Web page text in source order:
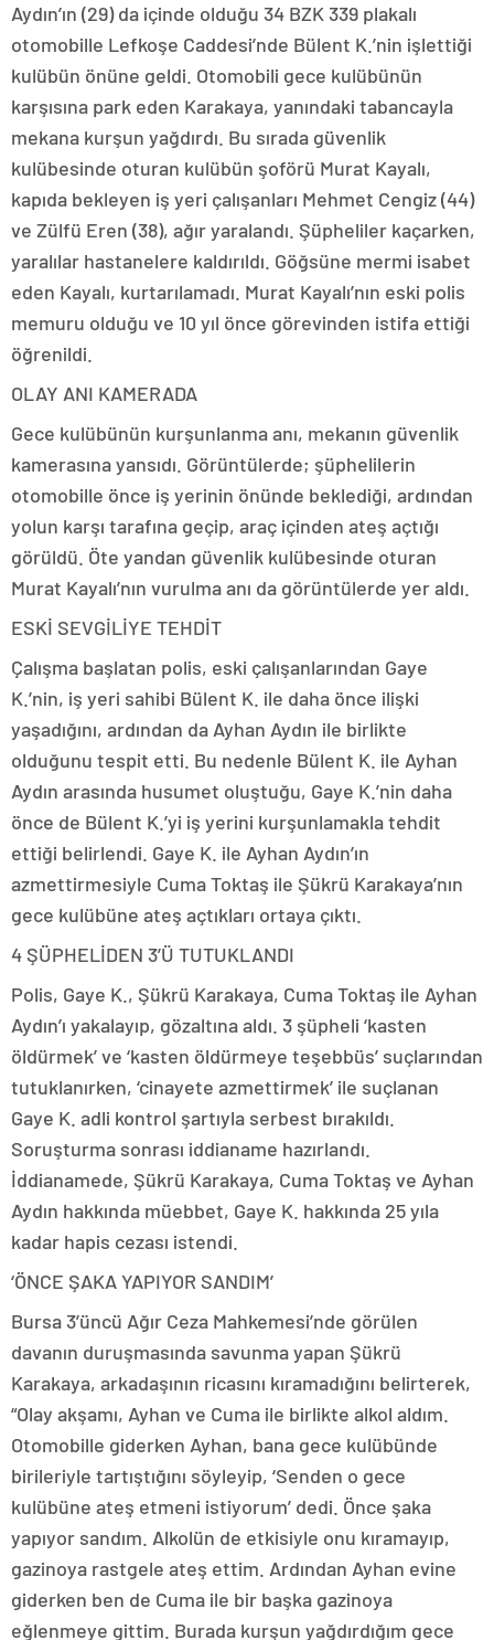
Aydın’ın (29) da içinde olduğu 34 BZK 339 plakalı
otomobille Lefkoşe Caddesi’nde Bülent K.’nin işlettiği
kulübün önüne geldi. Otomobili gece kulübünün
karşısına park eden Karakaya, yanındaki tabancayla
mekana kurşun yağdırdı. Bu sırada güvenlik
kulübesinde oturan kulübün şoförü Murat Kayalı,
kapıda bekleyen iş yeri çalışanları Mehmet Cengiz (44)
ve Zülfü Eren (38), ağır yaralandı. Şüpheliler kaçarken,
yaralılar hastanelere kaldırıldı. Göğsüne mermi isabet
eden Kayalı, kurtarılamadı. Murat Kayalı’nın eski polis
memuru olduğu ve 10 yıl önce görevinden istifa ettiği
öğrenildi.
OLAY ANI KAMERADA
Gece kulübünün kurşunlanma anı, mekanın güvenlik
kamerasına yansıdı. Görüntülerde; şüphelilerin
otomobille önce iş yerinin önünde beklediği, ardından
yolun karşı tarafına geçip, araç içinden ateş açtığı
görüldü. Öte yandan güvenlik kulübesinde oturan
Murat Kayalı’nın vurulma anı da görüntülerde yer aldı.
ESKİ SEVGİLİYE TEHDİT
Çalışma başlatan polis, eski çalışanlarından Gaye
K.’nin, iş yeri sahibi Bülent K. ile daha önce ilişki
yaşadığını, ardından da Ayhan Aydın ile birlikte
olduğunu tespit etti. Bu nedenle Bülent K. ile Ayhan
Aydın arasında husumet oluştuğu, Gaye K.’nin daha
önce de Bülent K.’yi iş yerini kurşunlamakla tehdit
ettiği belirlendi. Gaye K. ile Ayhan Aydın’ın
azmettirmesiyle Cuma Toktaş ile Şükrü Karakaya’nın
gece kulübüne ateş açtıkları ortaya çıktı.
4 ŞÜPHELİDEN 3’Ü TUTUKLANDI
Polis, Gaye K., Şükrü Karakaya, Cuma Toktaş ile Ayhan
Aydın’ı yakalayıp, gözaltına aldı. 3 şüpheli ‘kasten
öldürmek’ ve ‘kasten öldürmeye teşebbüs’ suçlarından
tutuklanırken, ‘cinayete azmettirmek’ ile suçlanan
Gaye K. adli kontrol şartıyla serbest bırakıldı.
Soruşturma sonrası iddianame hazırlandı.
İddianamede, Şükrü Karakaya, Cuma Toktaş ve Ayhan
Aydın hakkında müebbet, Gaye K. hakkında 25 yıla
kadar hapis cezası istendi.
‘ÖNCE ŞAKA YAPIYOR SANDIM’
Bursa 3’üncü Ağır Ceza Mahkemesi’nde görülen
davanın duruşmasında savunma yapan Şükrü
Karakaya, arkadaşının ricasını kıramadığını belirterek,
“Olay akşamı, Ayhan ve Cuma ile birlikte alkol aldım.
Otomobille giderken Ayhan, bana gece kulübünde
birileriyle tartıştığını söyleyip, ‘Senden o gece
kulübüne ateş etmeni istiyorum’ dedi. Önce şaka
yapıyor sandım. Alkolün de etkisiyle onu kıramayıp,
gazinoya rastgele ateş ettim. Ardından Ayhan evine
giderken ben de Cuma ile bir başka gazinoya
eğlenmeye gittim. Burada kurşun yağdırdığım gece